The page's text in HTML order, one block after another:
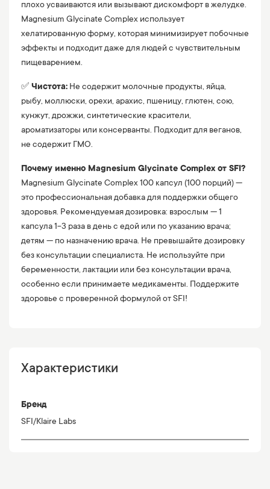
плохо усваиваются или вызывают дискомфорт в желудке.
Magnesium Glycinate Complex использует
хелатированную форму, которая минимизирует побочные
эффекты и подходит даже для людей с чувствительным
пищеварением.
✅ Чистота: Не содержит молочные продукты, яйца,
рыбу, моллюски, орехи, арахис, пшеницу, глютен, сою,
кунжут, дрожжи, синтетические красители,
ароматизаторы или консерванты. Подходит для веганов,
не содержит ГМО.
Почему именно Magnesium Glycinate Complex от SFI?
Magnesium Glycinate Complex 100 капсул (100 порций) —
это профессиональная добавка для поддержки общего
здоровья. Рекомендуемая дозировка: взрослым — 1
капсула 1-3 раза в день с едой или по указанию врача;
детям — по назначению врача. Не превышайте дозировку
без консультации специалиста. Не используйте при
беременности, лактации или без консультации врача,
особенно если принимаете медикаменты. Поддержите
здоровье с проверенной формулой от SFI!
Характеристики
Бренд
SFI/Klaire Labs